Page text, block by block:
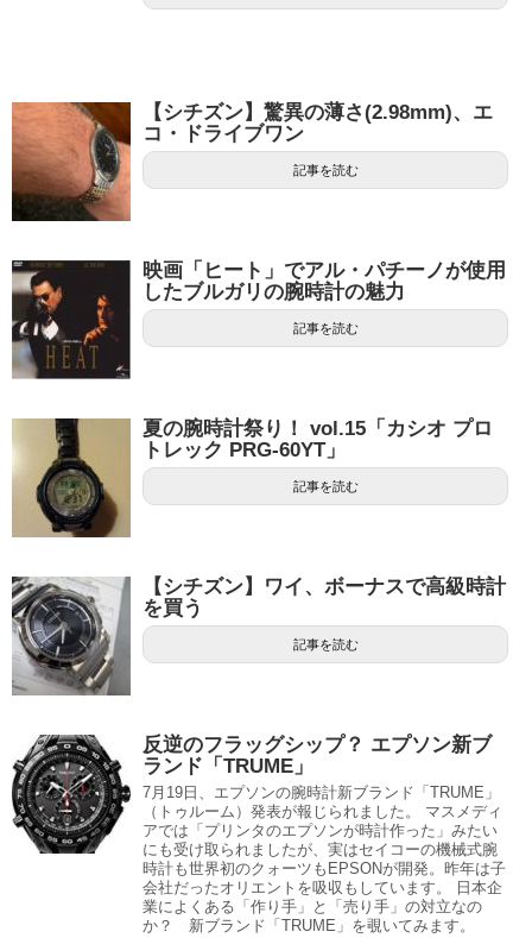
【シチズン】驚異の薄さ(2.98mm)、エ
コ・ドライブワン
記事を読む
映画「ヒート」でアル・パチーノが使用
したブルガリの腕時計の魅力
記事を読む
夏の腕時計祭り！ vol.15「カシオ プロ
トレック PRG-60YT」
記事を読む
【シチズン】ワイ、ボーナスで高級時計
を買う
記事を読む
反逆のフラッグシップ？ エプソン新ブ
ランド「TRUME」
7月19日、エプソンの腕時計新ブランド「TRUME」
（トゥルーム）発表が報じられました。 マスメディ
アでは「プリンタのエプソンが時計作った」みたい
にも受け取られましたが、実はセイコーの機械式腕
時計も世界初のクォーツもEPSONが開発。昨年は子
会社だったオリエントを吸収もしています。 日本企
業によくある「作り手」と「売り手」の対立なの
か？ 新ブランド「TRUME」を覗いてみます。